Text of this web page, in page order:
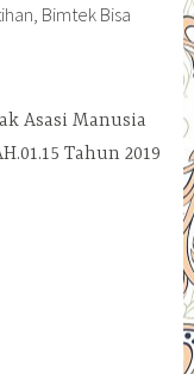
Bimtek Bisa
Asasi Manusia
Tahun 2019